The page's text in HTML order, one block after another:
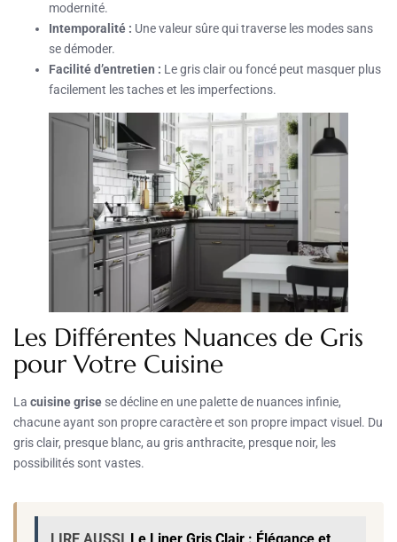
modernité.
Intemporalité : Une valeur sûre qui traverse les modes sans
se démoder.
Facilité d’entretien : Le gris clair ou foncé peut masquer plus
facilement les taches et les imperfections.
Les Différentes Nuances de Gris
pour Votre Cuisine
La cuisine grise se décline en une palette de nuances infinie,
chacune ayant son propre caractère et son propre impact visuel. Du
gris clair, presque blanc, au gris anthracite, presque noir, les
possibilités sont vastes.